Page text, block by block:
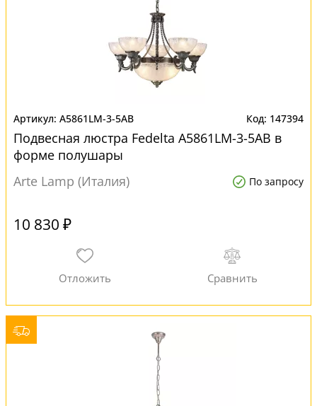
A5861LM-3-5AB 147394
Подвесная люстра Fedelta A5861LM-3-5AB в
форме полушары
Arte Lamp (Италия)
По запросу
10 830 ₽